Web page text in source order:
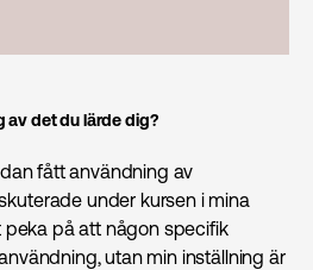
av det du lärde dig?
fått användning av
under kursen i mina
peka på att någon specifik
utan min inställning är